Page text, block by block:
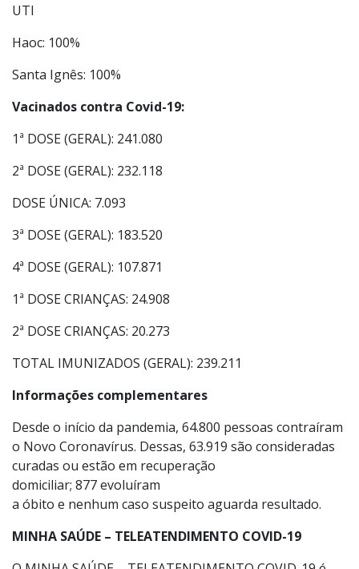
Santa Ignês: 13%
UTI
Haoc: 100%
Santa Ignês: 100%
Vacinados contra Covid-19:
1ª DOSE (GERAL): 241.080
2ª DOSE (GERAL): 232.118
DOSE ÚNICA: 7.093
3ª DOSE (GERAL): 183.520
4ª DOSE (GERAL): 107.871
1ª DOSE CRIANÇAS: 24.908
2ª DOSE CRIANÇAS: 20.273
TOTAL IMUNIZADOS (GERAL): 239.211
Informações complementares
Desde o início da pandemia, 64.800 pessoas contraíram
o Novo Coronavírus. Dessas, 63.919 são consideradas
curadas ou estão em recuperação